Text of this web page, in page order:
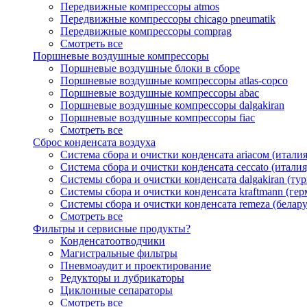
Передвижные компрессоры atmos
Передвижные компрессоры chicago pneumatik
Передвижные компрессоры comprag
Смотреть все
Поршневые воздушные компрессоры
Поршневые воздушные блоки в сборе
Поршневые воздушные компрессоры atlas-copco
Поршневые воздушные компрессоры abac
Поршневые воздушные компрессоры dalgakiran
Поршневые воздушные компрессоры fiac
Смотреть все
Сброс конденсата воздуха
Система сбора и очистки конденсата ariacом
Система сбора и очистки конденсата ceccato
Системы сбора и очистки конденсата dalgakiran
Системы сбора и очистки конденсата kraftmann
Системы сбора и очистки конденсата remeza
Смотреть все
Фильтры и сервисные продукты?
Конденсатоотводчики
Магистральные фильтры
Пневмоаудит и проектирование
Редукторы и лубрикаторы
Циклонные сепараторы
Смотреть все